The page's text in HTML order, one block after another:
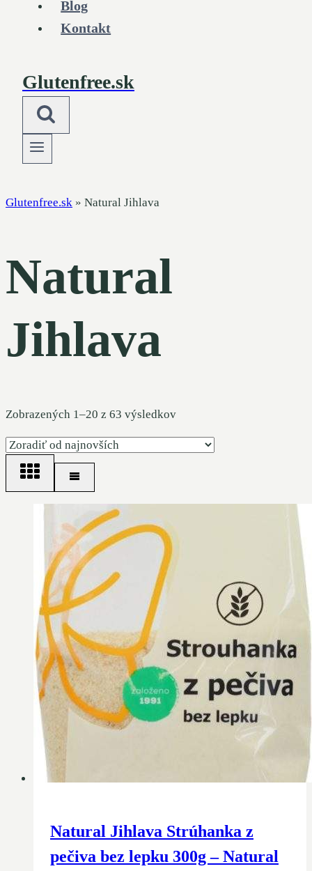
Blog
Kontakt
Glutenfree.sk
Glutenfree.sk » Natural Jihlava
Natural
Jihlava
Zobrazených 1–20 z 63 výsledkovZoradené
najnovších
Natural Jihlava Strúhanka z
pečiva bez lepku 300g – Natural